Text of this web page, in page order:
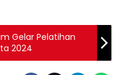
Gelar Pelatihan
2024